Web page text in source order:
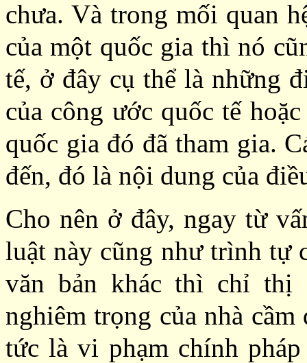
chưa. Và trong mối quan
của một quốc gia thì nó
tế, ở đây cụ thể là những
của công ước quốc tế
quốc gia đó đã tham gia.
đến, đó là nội dung của
Cho nên ở đây, ngay từ
luật này cũng như trình tự
văn bản khác thì chỉ thị
nghiêm trọng của nhà
tức là vi phạm chính